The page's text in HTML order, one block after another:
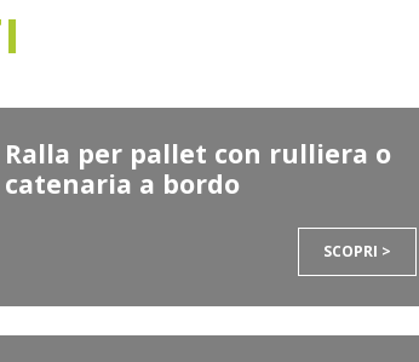
Ralla per pallet con rulliera o
catenaria a bordo
SCOPRI >